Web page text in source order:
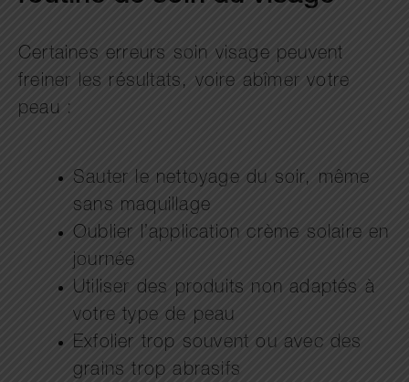
Certaines erreurs soin visage peuvent
freiner les résultats, voire abîmer votre
peau :
Sauter le nettoyage du soir, même
sans maquillage
Oublier l’application crème solaire en
journée
Utiliser des produits non adaptés à
votre type de peau
Exfolier trop souvent ou avec des
grains trop abrasifs